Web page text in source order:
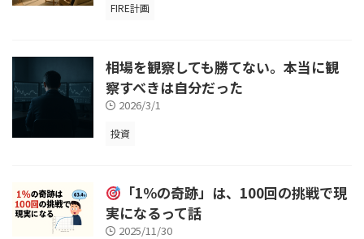
FIRE計画
相場を観察しても勝てない。本当に観
察すべきは自分だった
2026/3/1
投資
「1％の奇跡」は、100回の挑戦で現
実になるって話
2025/11/30